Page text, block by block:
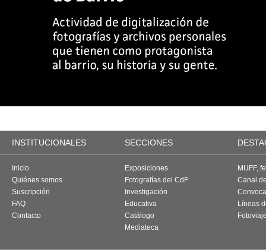
INSTITUCIONALES SECCIONES
Inicio
Quiénes somos
Suscripción
FAQ
Contacto
Exposiciones
Fotografías del CdF
Investigación
Educativa
Catálogo
Mediateca
MUFF,
Canal
Líneas